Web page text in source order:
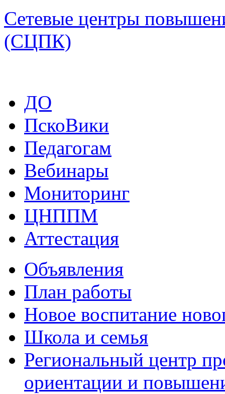
Сетевые центры
(СЦПК)
ДО
ПскоВики
Педагогам
Вебинары
Мониторинг
ЦНППМ
Аттестация
Объявления
План работы
Новое воспитание
Школа и семья
Региональный центр
ориентации и